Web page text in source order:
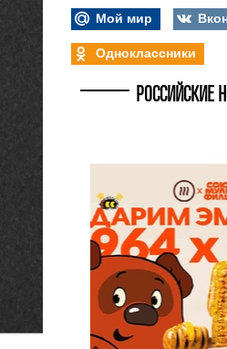
Мой мир
Одноклассники
РОССИЙСКИЕ